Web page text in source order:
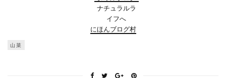
にほんブログ村
山菜